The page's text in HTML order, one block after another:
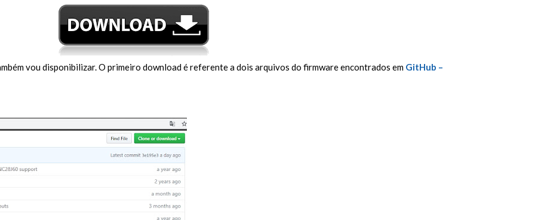
vou disponibilizar. O primeiro download é referente a dois arquivos do firmware encontrados em GitHub –